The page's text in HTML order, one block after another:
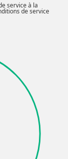
service à la
de service
Autre
OK